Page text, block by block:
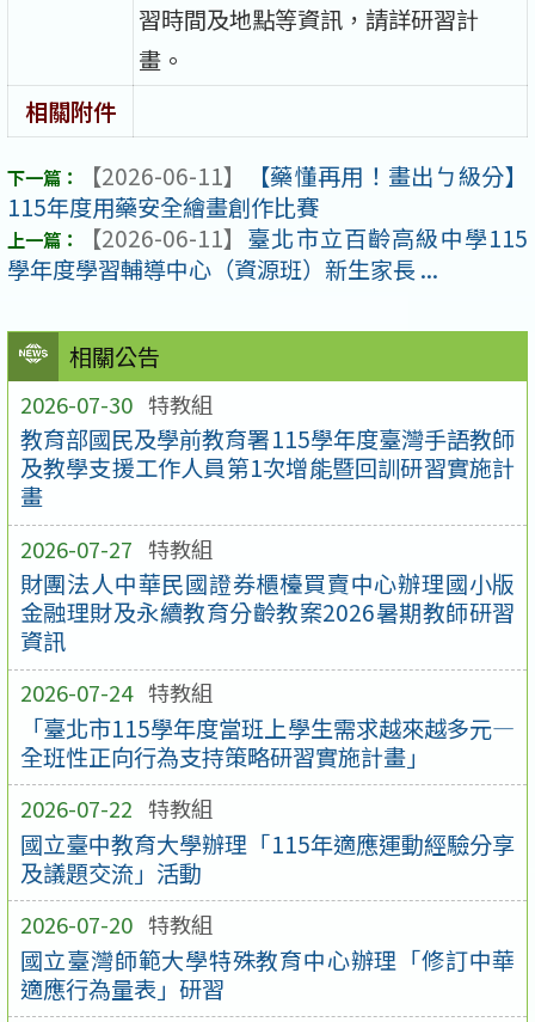
相關公告
2026-07-30 特教組
教育部國民及學前教育署115學年度臺灣手語教師
及教學支援工作人員第1次增能暨回訓研習實施計
畫
2026-07-27 特教組
財團法人中華民國證券櫃檯買賣中心辦理國小版
金融理財及永續教育分齡教案2026暑期教師研習
資訊
2026-07-24 特教組
「臺北市115學年度當班上學生需求越來越多元—
全班性正向行為支持策略研習實施計畫」
2026-07-22 特教組
國立臺中教育大學辦理「115年適應運動經驗分享
及議題交流」活動
2026-07-20 特教組
國立臺灣師範大學特殊教育中心辦理「修訂中華
適應行為量表」研習
習時間及地點等資訊，請詳研習計
畫。
相關附件
【2026-06-11】
【藥懂再用！畫出ㄅ級分】
115年度用藥安全繪畫創作比賽
【2026-06-11】 臺北市立百齡高級中學115
學年度學習輔導中心（資源班）新生家長 ...